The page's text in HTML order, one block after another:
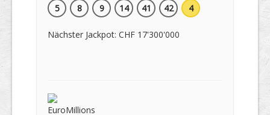
5
8 9 14 41 42 4
Nächster Jackpot: CHF 17'300'000